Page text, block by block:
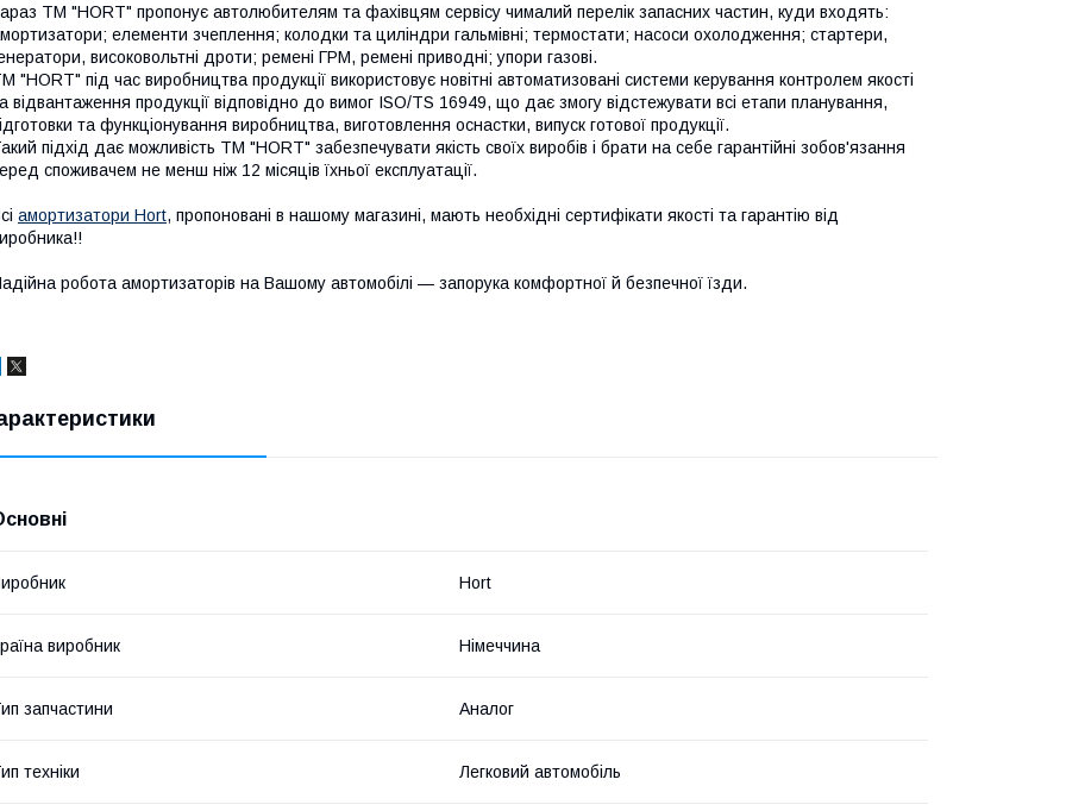
TM "HORT" пропонує автолюбителям та фахівцям сервісу чималий перелік запасних частин, куди входять:
елементи зчеплення; колодки та циліндри гальмівні; термостати; насоси охолодження; стартери,
високовольтні дроти; ремені ГРМ, ремені приводні; упори газові.
"HORT" під час виробництва продукції використовує новітні автоматизовані системи керування контролем якості
відвантаження продукції відповідно до вимог ISO/TS 16949, що дає змогу відстежувати всі етапи планування,
та функціонування виробництва, виготовлення оснастки, випуск готової продукції.
підхід дає можливість TM "HORT" забезпечувати якість своїх виробів і брати на себе гарантійні зобов'язання
споживачем не менш ніж 12 місяців їхньої експлуатації.
амортизатори Hort, пропоновані в нашому магазині, мають необхідні сертифікати якості та гарантію від
робота амортизаторів на Вашому автомобілі — запорука комфортної й безпечної їзди.
Hort
виробник Німеччина
запчастини Аналог
техніки Легковий автомобіль